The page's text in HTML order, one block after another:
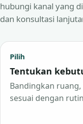
hubungi kanal yang
dan konsultasi
Pilih
Tentukan
Bandingkan
sesuai dengan